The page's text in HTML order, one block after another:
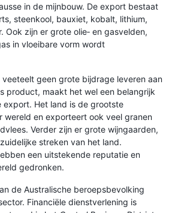
in de mijnbouw. De export bestaat
steenkool, bauxiet, kobalt, lithium,
Ook zijn er grote olie‑ en gasvelden,
in vloeibare vorm wordt
veeteelt geen grote bijdrage leveren aan
product, maakt het wel een belangrijk
export. Het land is de grootste
wereld en exporteert ook veel granen
Verder zijn er grote wijngaarden,
streken van het land.
een uitstekende reputatie en
gedronken.
de Australische beroepsbevolking
Financiële dienstverlening is